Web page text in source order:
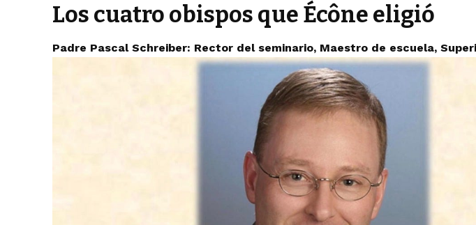
Los cuatro obispos que Écône eligió
Padre Pascal Schreiber: Rector del seminario, Maestro de escuela,